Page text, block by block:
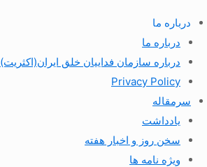
درباره ما
درباره ما
درباره سازمان فداییان خلق ایران(اکثریت)
Privacy Policy
سرمقاله
یادداشت
سخن روز و اخبار هفته
ویژه نامه ها